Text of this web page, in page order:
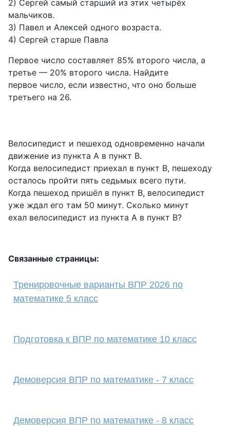
2) Сергей самый старший из этих четырёх
мальчиков.
3) Павел и Алексей одного возраста.
4) Сергей старше Павла
Первое число составляет 85% второго числа, а
третье — 20% второго числа. Найдите
первое число, если известно, что оно больше
третьего на 26.
Велосипедист и пешеход одновременно начали
движение из пункта А в пункт B.
Когда велосипедист приехал в пункт B, пешеходу
осталось пройти пять седьмых всего пути.
Когда пешеход пришёл в пункт B, велосипедист
уже ждал его там 50 минут. Сколько минут
ехал велосипедист из пункта А в пункт B?
Связанные страницы:
Тренировочные варианты ВПР 2026 по
математике 5 класс
Подготовка к ВПР по математике 10 класс
Демоверсия ВПР по математике - 7 класс
Демоверсия ВПР по математике - 8 класс